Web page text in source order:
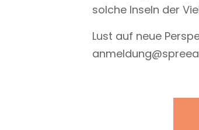
solche Inseln der
Lust auf neue